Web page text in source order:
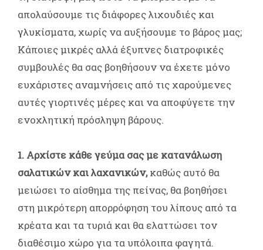
απολαύσουμε τις διάφορες λιχουδιές και
γλυκίσματα, χωρίς να αυξήσουμε το βάρος μας;
Κάποιες μικρές αλλά έξυπνες διατροφικές
συμβουλές θα σας βοηθήσουν να έχετε μόνο
ευχάριστες αναμνήσεις από τις χαρούμενες
αυτές γιορτινές μέρες και να αποφύγετε την
ενοχλητική πρόσληψη βάρους.
1. Αρχίστε κάθε γεύμα σας με κατανάλωση
σαλατικών και λαχανικών,καθώς αυτό θα
μειώσει το αίσθημα της πείνας, θα βοηθήσει
στη μικρότερη απορρόφηση του λίπους από τα
κρέατα και τα τυριά και θα ελαττώσει τον
διαθέσιμο χώρο για τα υπόλοιπα φαγητά.